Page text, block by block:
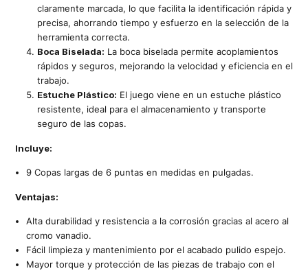
claramente marcada, lo que facilita la identificación rápida y
precisa, ahorrando tiempo y esfuerzo en la selección de la
herramienta correcta.
Boca Biselada: La boca biselada permite acoplamientos
rápidos y seguros, mejorando la velocidad y eficiencia en el
trabajo.
Estuche Plástico: El juego viene en un estuche plástico
resistente, ideal para el almacenamiento y transporte
seguro de las copas.
Incluye:
9 Copas largas de 6 puntas en medidas en pulgadas.
Ventajas:
Alta durabilidad y resistencia a la corrosión gracias al acero al
cromo vanadio.
Fácil limpieza y mantenimiento por el acabado pulido espejo.
Mayor torque y protección de las piezas de trabajo con el